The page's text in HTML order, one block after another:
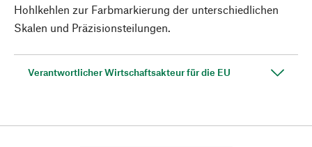
Hohlkehlen zur Farbmarkierung der unterschiedlichen
Skalen und Präzisionsteilungen.
Verantwortlicher Wirtschaftsakteur für die EU